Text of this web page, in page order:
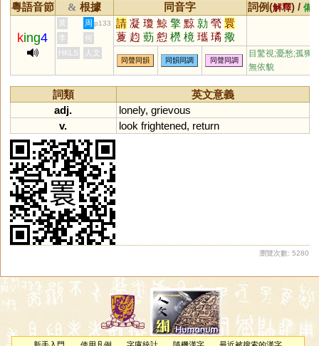
粵語音節 & 根據 同音字 詞例(解釋) / 備
king4
黃 周 p133 請 凝 瓊 鯨 擎 黥 勍 煢 睘
藑 赹 葝 憌 橩 樈 瓗 璚 擏
嬛 惸 殑 檠
李
何
HKLS
人文
同聲同韻 同韻同調 同聲同調
目驚視;憂愁;孤獨
無依貌
詞類
英文意義
adj.
lonely, grievous
v.
look frightened, return
瀏覽次數: 5280